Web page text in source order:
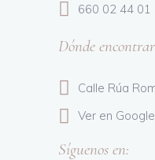
660 02 44 01
Dónde
Calle Rúa
Ver en
Síguenos en: